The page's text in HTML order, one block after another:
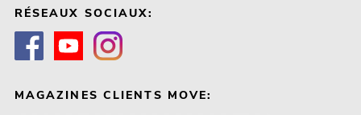
RÉSEAUX SOCIAUX:
MAGAZINES CLIENTS MOVE: